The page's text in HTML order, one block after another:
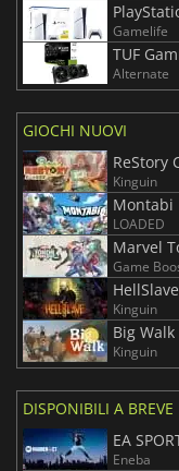
Gamelife
Alternate
GIOCHI NUOVI
ReStory
Kinguin
Montabi
LOADED
Marvel
Game
Kinguin
Big Walk
Kinguin
DISPONIBILI A BREVE
EA
Eneba